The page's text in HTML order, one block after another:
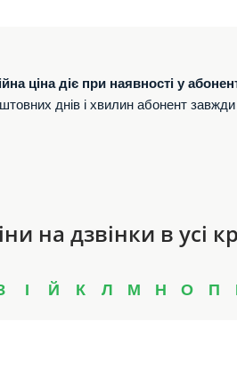
ціна діє при наявності у
днів і хвилин абонент
на дзвінки в усі
І Й К Л М Н О П